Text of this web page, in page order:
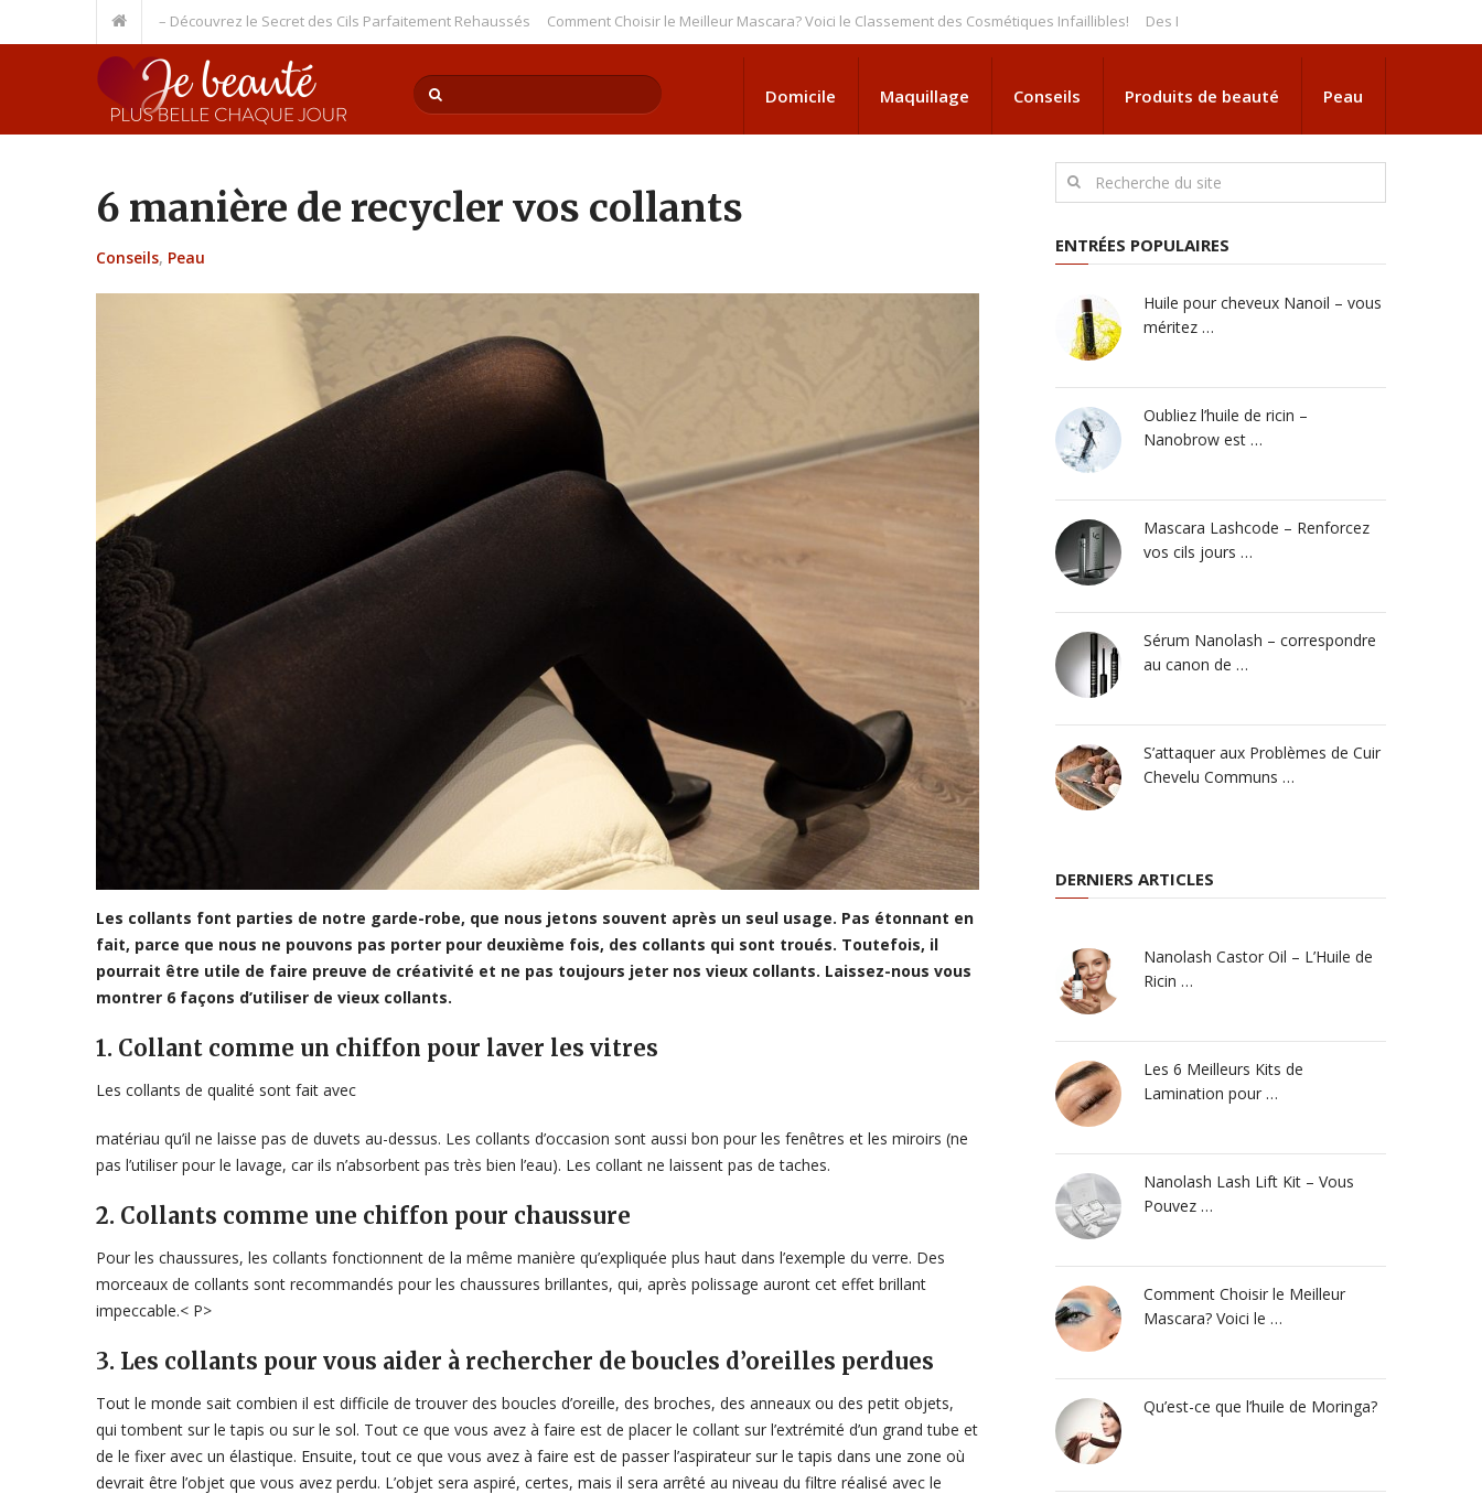
pour Cils – Découvrez le Secret des Cils Parfaitement Rehaussés Comment Choisir le Meilleur Mascara? Voici le Classement des Cosmétiques Infaillibles! Des Extensions de Cils à Appliquer Soi-Même à la
Domicile Maquillage Conseils Produits de beauté Peau
6 manière de recycler vos collants
Conseils, Peau
Les collants font parties de notre garde-robe, que nous jetons souvent après un seul usage. Pas étonnant en
fait, parce que nous ne pouvons pas porter pour deuxième fois, des collants qui sont troués. Toutefois, il
pourrait être utile de faire preuve de créativité et ne pas toujours jeter nos vieux collants. Laissez-nous vous
montrer 6 façons d’utiliser de vieux collants.
1. Collant comme un chiffon pour laver les vitres
Les collants de qualité sont fait avec
matériau qu’il ne laisse pas de duvets au-dessus. Les collants d’occasion sont aussi bon pour les fenêtres et les miroirs (ne
pas l’utiliser pour le lavage, car ils n’absorbent pas très bien l’eau). Les collant ne laissent pas de taches.
2. Collants comme une chiffon pour chaussure
Pour les chaussures, les collants fonctionnent de la même manière qu’expliquée plus haut dans l’exemple du verre. Des
morceaux de collants sont recommandés pour les chaussures brillantes, qui, après polissage auront cet effet brillant
impeccable.< P>
3. Les collants pour vous aider à rechercher de boucles d’oreilles perdues
Tout le monde sait combien il est difficile de trouver des boucles d’oreille, des broches, des anneaux ou des petit objets,
qui tombent sur le tapis ou sur le sol. Tout ce que vous avez à faire est de placer le collant sur l’extrémité d’un grand tube et
de le fixer avec un élastique. Ensuite, tout ce que vous avez à faire est de passer l’aspirateur sur le tapis dans une zone où
devrait être l’objet que vous avez perdu. L’objet sera aspiré, certes, mais il sera arrêté au niveau du filtre réalisé avec le
ENTRÉES POPULAIRES
Huile pour cheveux Nanoil – vous
méritez …
Oubliez l’huile de ricin –
Nanobrow est …
Mascara Lashcode – Renforcez
vos cils jours …
Sérum Nanolash – correspondre
au canon de …
S’attaquer aux Problèmes de Cuir
Chevelu Communs …
DERNIERS ARTICLES
Nanolash Castor Oil – L’Huile de
Ricin …
Les 6 Meilleurs Kits de
Lamination pour …
Nanolash Lash Lift Kit – Vous
Pouvez …
Comment Choisir le Meilleur
Mascara? Voici le …
Qu’est-ce que l’huile de Moringa?